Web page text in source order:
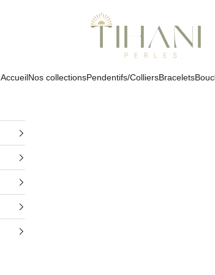
Tihani Perles
AccueilNos collectionsPendentifs/ColliersBracelets